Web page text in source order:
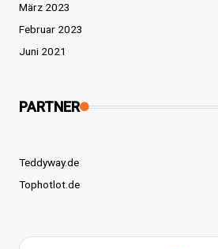
März 2023
Februar 2023
Juni 2021
PARTNER
Teddyway.de
Tophotlot.de